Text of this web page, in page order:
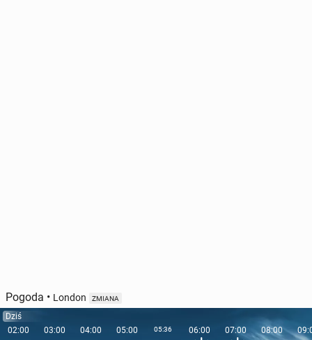
Pogoda • London ZMIANA
Dziś
02:00
03:00 04:00 05:00 05:36 06:00 07:00 08:00